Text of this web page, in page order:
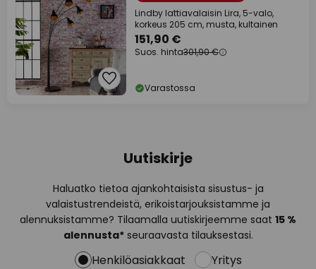
Lindby lattiavalaisin Lira, 5-valo,
korkeus 205 cm, musta, kultainen
151,90 €
Suos. hinta301,90 €
Varastossa
Uutiskirje
Haluatko tietoa ajankohtaisista sisustus- ja
valaistustrendeistä, erikoistarjouksistamme ja
alennuksistamme? Tilaamalla uutiskirjeemme saat 15 %
alennusta*seuraavasta tilauksestasi.
Henkilöasiakkaat Yritys